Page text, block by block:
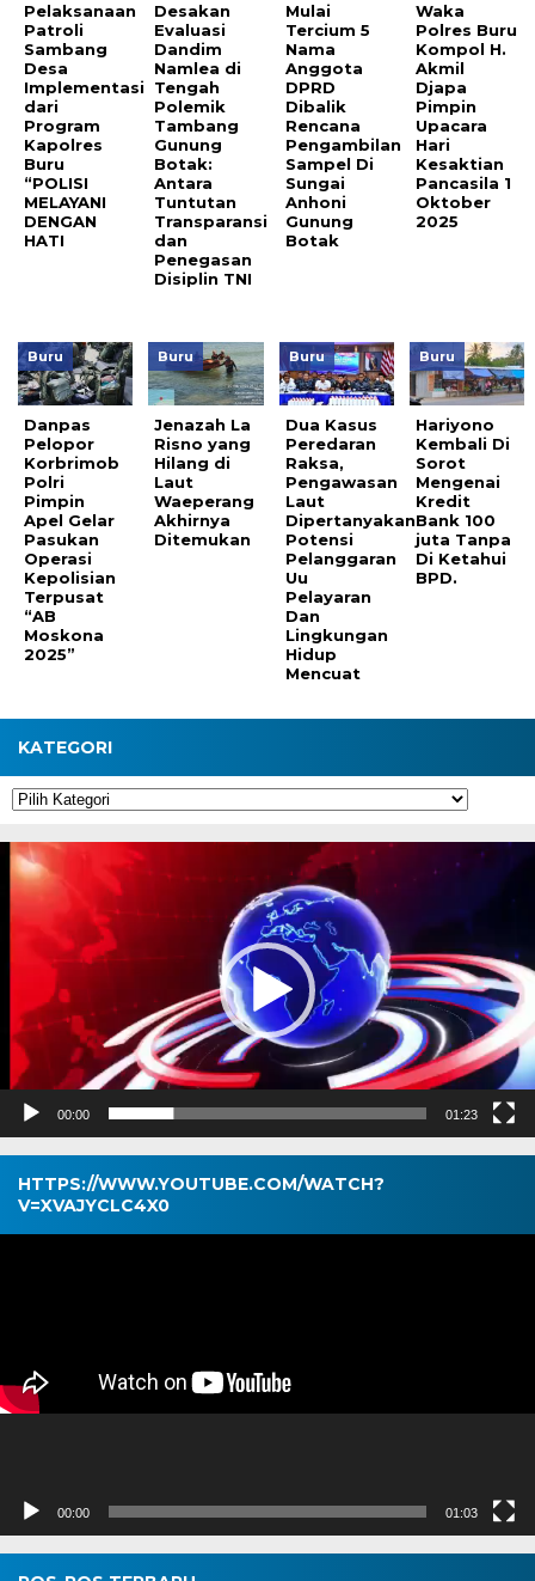
Pelaksanaan
Patroli
Sambang
Desa
Implementasi
dari
Program
Kapolres
Buru
“POLISI
MELAYANI
DENGAN
HATI
Desakan
Evaluasi
Dandim
Namlea di
Tengah
Polemik
Tambang
Gunung
Botak:
Antara
Tuntutan
Transparansi
dan
Penegasan
Disiplin TNI
Mulai
Tercium 5
Nama
Anggota
DPRD
Dibalik
Rencana
Pengambilan
Sampel Di
Sungai
Anhoni
Gunung
Botak
Waka
Polres Buru
Kompol H.
Akmil
Djapa
Pimpin
Upacara
Hari
Kesaktian
Pancasila 1
Oktober
2025
Buru
Danpas
Pelopor
Korbrimob
Polri
Pimpin
Apel Gelar
Pasukan
Operasi
Kepolisian
Terpusat
“AB
Moskona
2025”
Buru
Jenazah La
Risno yang
Hilang di
Laut
Waeperang
Akhirnya
Ditemukan
Buru
Dua Kasus
Peredaran
Raksa,
Pengawasan
Laut
Dipertanyakan:
Potensi
Pelanggaran
Uu
Pelayaran
Dan
Lingkungan
Hidup
Mencuat
Buru
Hariyono
Kembali Di
Sorot
Mengenai
Kredit
Bank 100
juta Tanpa
Di Ketahui
BPD.
KATEGORI
Kategori
Pemutar
Video
00:00 01:23
HTTPS://WWW.YOUTUBE.COM/WATCH?
V=XVAJYCLC4X0
Pemutar
00:00 01:03